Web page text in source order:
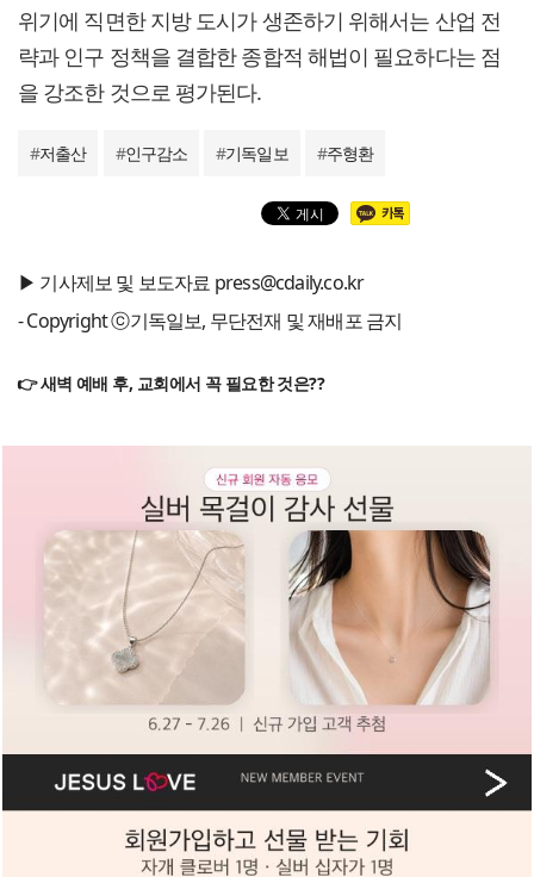
위기에 직면한 지방 도시가 생존하기 위해서는 산업 전
략과 인구 정책을 결합한 종합적 해법이 필요하다는 점
을 강조한 것으로 평가된다.
#저출산 #인구감소 #기독일보 #주형환
▶ 기사제보 및 보도자료 press@cdaily.co.kr
- Copyright ⓒ기독일보, 무단전재 및 재배포 금지
👉 새벽 예배 후, 교회에서 꼭 필요한 것은??